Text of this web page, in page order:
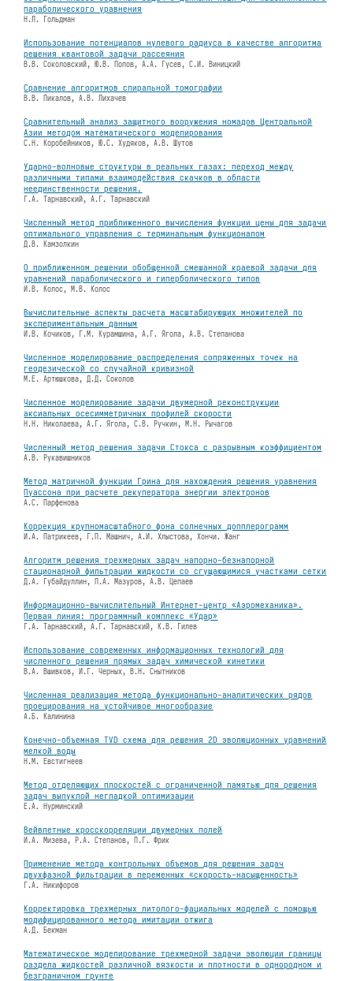
параболического уравнения
Н.Л. Гольдман
Использование потенциалов нулевого радиуса в качестве алгоритма
решения квантовой задачи рассеяния
В.В. Соколовский, Ю.В. Попов, А.А. Гусев, С.И. Виницкий
Сравнение алгоритмов спиральной томографии
В.В. Пикалов, А.В. Лихачев
Сравнительный анализ защитного вооружения номадов Центральной
Азии методом математического моделирования
С.Н. Коробейников, Ю.С. Худяков, А.В. Шутов
Ударно-волновые структуры в реальных газах: переход между
различными типами взаимодействия скачков в области
неединственности решения.
Г.А. Тарнавский, А.Г. Тарнавский
Численный метод приближенного вычисления функции цены для задачи
оптимального управления с терминальным функционалом
Д.В. Камзолкин
О приближенном решении обобщенной смешанной краевой задачи для
уравнений параболического и гиперболического типов
И.В. Колос, М.В. Колос
Вычислительные аспекты расчета масштабирующих множителей по
экспериментальным данным
И.В. Кочиков, Г.М. Курамшина, А.Г. Ягола, А.В. Степанова
Численное моделирование распределения сопряженных точек на
геодезической со случайной кривизной
М.Е. Артюшкова, Д.Д. Соколов
Численное моделирование задачи двумерной реконструкции
аксиальных осесимметричных профилей скорости
Н.Н. Николаева, А.Г. Ягола, С.В. Ручкин, М.Н. Рычагов
Численный метод решения задачи Стокса с разрывным коэффициентом
А.В. Рукавишников
Метод матричной функции Грина для нахождения решения уравнения
Пуассона при расчете рекуператора энергии электронов
А.С. Парфенова
Коррекция крупномасштабного фона солнечных допплерограмм
И.А. Патрикеев, Г.П. Машнич, А.И. Хлыстова, Хончи. Жанг
Алгоритм решения трехмерных задач напорно-безнапорной
стационарной фильтрации жидкости со сгущающимися участками сетки
Д.А. Губайдуллин, П.А. Мазуров, А.В. Цепаев
Информационно-вычислительный Интернет-центр «Аэромеханика».
Первая линия: программный комплекс «Удар»
Г.А. Тарнавский, А.Г. Тарнавский, К.В. Гилев
Использование современных информационных технологий для
численного решения прямых задач химической кинетики
В.А. Вшивков, И.Г. Черных, В.Н. Снытников
Численная реализация метода функционально-аналитических рядов
проецирования на устойчивое многообразие
А.Б. Калинина
Конечно-объемная TVD схема для решения 2D эволюционных уравнений
мелкой воды
Н.М. Евстигнеев
Метод отделяющих плоскостей с ограниченной памятью для решения
задач выпуклой негладкой оптимизации
Е.А. Нурминский
Вейвлетные кросскорреляции двумерных полей
И.А. Мизева, Р.А. Степанов, П.Г. Фрик
Применение метода контрольных объемов для решения задач
двухфазной фильтрации в переменных «скорость-насыщенность»
Г.А. Никифоров
Корректировка трехмерных литолого-фациальных моделей с помощью
модифицированного метода имитации отжига
А.Д. Бекман
Математическое моделирование трехмерной задачи эволюции границы
раздела жидкостей различной вязкости и плотности в однородном и
безграничном грунте